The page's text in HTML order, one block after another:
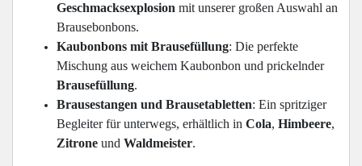
Geschmacksexplosion mit unserer großen Auswahl an
Brausebonbons.
Kaubonbons mit Brausefüllung: Die perfekte
Mischung aus weichem Kaubonbon und prickelnder
Brausefüllung.
Brausestangen und Brausetabletten: Ein spritziger
Begleiter für unterwegs, erhältlich in Cola, Himbeere,
Zitrone und Waldmeister.